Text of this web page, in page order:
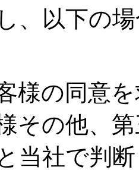
、以下の
様の同意
その他、
当社で判